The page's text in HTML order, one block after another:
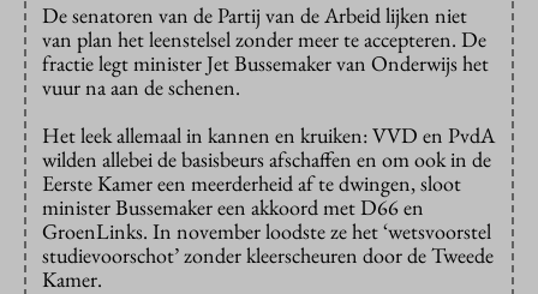
De senatoren van de Partij van de Arbeid lijken niet
van plan het leenstelsel zonder meer te accepteren. De
fractie legt minister Jet Bussemaker van Onderwijs het
vuur na aan de schenen.
Het leek allemaal in kannen en kruiken: VVD en PvdA
wilden allebei de basisbeurs afschaffen en om ook in de
Eerste Kamer een meerderheid af te dwingen, sloot
minister Bussemaker een akkoord met D66 en
GroenLinks. In november loodste ze het ‘wetsvoorstel
studievoorschot’ zonder kleerscheuren door de Tweede
Kamer.